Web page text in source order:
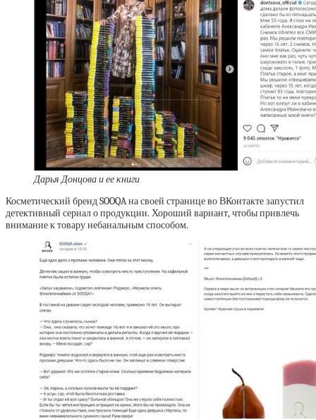
Дарья Донцова и ее книги
Косметический бренд SOOQA на своей странице во ВКонтакте запустил
детективный сериал о продукции. Хороший вариант, чтобы привлечь
внимание к товару небанальным способом.